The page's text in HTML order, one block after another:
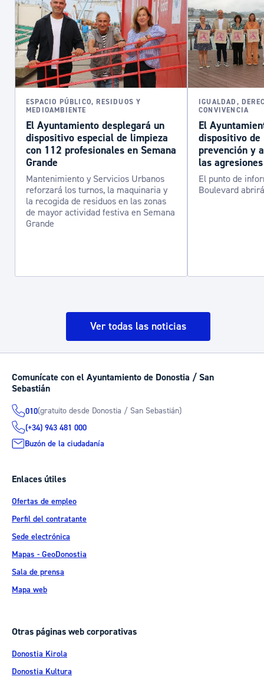
ESPACIO PÚBLICO, RESIDUOS Y
MEDIOAMBIENTE
El Ayuntamiento desplegará un
dispositivo especial de limpieza
con 112 profesionales en Semana
Grande
Mantenimiento y Servicios Urbanos
reforzará los turnos, la maquinaria y
la recogida de residuos en las zonas
de mayor actividad festiva en Semana
Grande
IGUALDAD,
CONVIVENCIA
El
dispositivo de
prevención y
las
El punto de
Boulevard
Ver todas las noticias
Comunícate con el Ayuntamiento de Donostia / San
Sebastián
010(gratuito desde Donostia / San Sebastián)
(+34) 943 481 000
Buzón de la ciudadanía
Enlaces útiles
Ofertas de empleo
Perfil del contratante
Sede electrónica
Mapas - GeoDonostia
Sala de prensa
Mapa web
Otras páginas web corporativas
Donostia Kirola
Donostia Kultura